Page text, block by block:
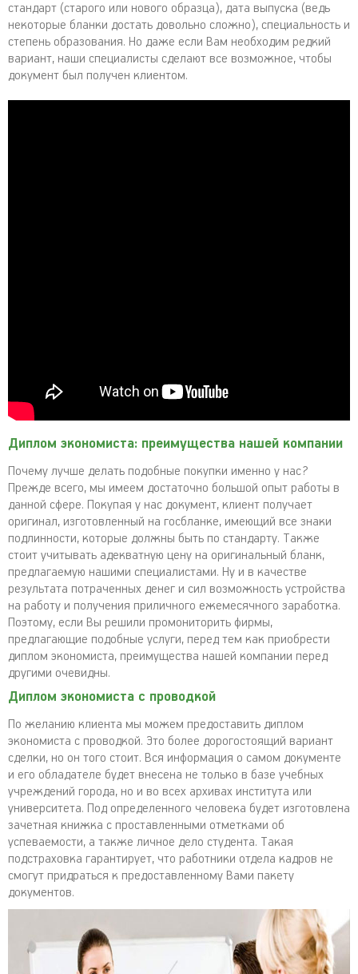
стандарт (старого или нового образца), дата выпуска (ведь
некоторые бланки достать довольно сложно), специальность и
степень образования. Но даже если Вам необходим редкий
вариант, наши специалисты сделают все возможное, чтобы
документ был получен клиентом.
Диплом экономиста: преимущества нашей компании
Почему лучше делать подобные покупки именно у нас?
Прежде всего, мы имеем достаточно большой опыт работы в
данной сфере. Покупая у нас документ, клиент получает
оригинал, изготовленный на госбланке, имеющий все знаки
подлинности, которые должны быть по стандарту. Также
стоит учитывать адекватную цену на оригинальный бланк,
предлагаемую нашими специалистами. Ну и в качестве
результата потраченных денег и сил возможность устройства
на работу и получения приличного ежемесячного заработка.
Поэтому, если Вы решили промониторить фирмы,
предлагающие подобные услуги, перед тем как приобрести
диплом экономиста, преимущества нашей компании перед
другими очевидны.
Диплом экономиста с проводкой
По желанию клиента мы можем предоставить диплом
экономиста с проводкой. Это более дорогостоящий вариант
сделки, но он того стоит. Вся информация о самом документе
и его обладателе будет внесена не только в базе учебных
учреждений города, но и во всех архивах института или
университета. Под определенного человека будет изготовлена
зачетная книжка с проставленными отметками об
успеваемости, а также личное дело студента. Такая
подстраховка гарантирует, что работники отдела кадров не
смогут придраться к предоставленному Вами пакету
документов.